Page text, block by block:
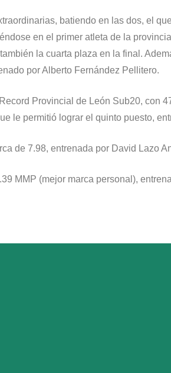
batiendo en las dos, el
en el primer atleta de la
la cuarta plaza en la final.
por Alberto Fernández Pellitero.
Provincial de León Sub20, con
le permitió lograr el quinto puesto,
de 7.98, entrenada por David Lazo
MMP (mejor marca personal),